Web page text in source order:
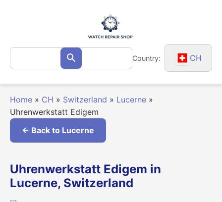
Search
for: Search Country: CH
Home » CH » Switzerland » Lucerne »
Uhrenwerkstatt Edigem
← Back to Lucerne
Uhrenwerkstatt Edigem in
Lucerne, Switzerland